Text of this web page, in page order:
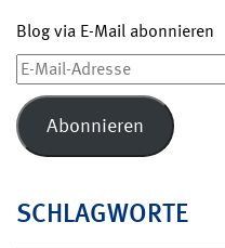
Blog via E-Mail abonnieren
E-
Mail-
Adresse
Abonnieren
SCHLAGWORTE